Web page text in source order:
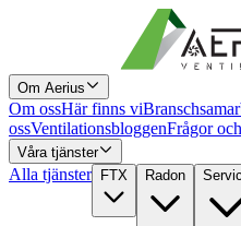
Om Aerius
Om ossHär finns vi
ossVentilationsbloggenFrågor
Våra tjänster
Alla tjänster FTX Radon